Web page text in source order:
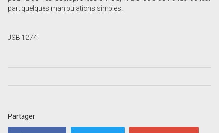
part quelques manipulations simples.
JSB 1274
Partager